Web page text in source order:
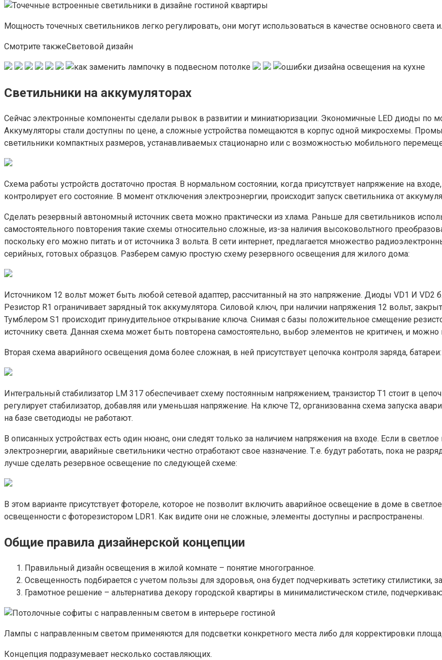
Мощность точечных светильников легко регулировать, они могут использоваться в качестве основного света
Смотрите такжеСветовой дизайн
Светильники на аккумуляторах
Сейчас электронные компоненты сделали рывок в развитии и миниатюризации. Экономичные LED диоды по
Аккумуляторы стали доступны по цене, а сложные устройства помещаются в корпус одной микросхемы.
светильники компактных размеров, устанавливаемых стационарно или с возможностью мобильного
Схема работы устройств достаточно простая. В нормальном состоянии, когда присутствует напряжение на
контролирует его состояние. В момент отключения электроэнергии, происходит запуск светильника от
Сделать резервный автономный источник света можно практически из хлама. Раньше для светильников
самостоятельного повторения такие схемы относительно сложные, из-за наличия высоковольтного
поскольку его можно питать и от источника 3 вольта. В сети интернет, предлагается множество
серийных, готовых образцов. Разберем самую простую схему резервного освещения для жилого дома:
Источником 12 вольт может быть любой сетевой адаптер, рассчитанный на это напряжение. Диоды VD1 И VD2
Резистор R1 ограничивает зарядный ток аккумулятора. Силовой ключ, при наличии напряжения 12 вольт,
Тумблером S1 происходит принудительное открывание ключа. Снимая с базы положительное смещение
источнику света. Данная схема может быть повторена самостоятельно, выбор элементов не критичен, и можно
Вторая схема аварийного освещения дома более сложная, в ней присутствует цепочка контроля заряда, батареи:
Интегральный стабилизатор LM 317 обеспечивает схему постоянным напряжением, транзистор Т1 стоит в
регулирует стабилизатор, добавляя или уменьшая напряжение. На ключе Т2, организованна схема запуска
на базе светодиоды не работают.
В описанных устройствах есть один нюанс, они следят только за наличием напряжения на входе. Если в
электроэнергии, аварийные светильники честно отработают свое назначение. Т.е. будут работать, пока не
лучше сделать резервное освещение по следующей схеме:
В этом варианте присутствует фотореле, которое не позволит включить аварийное освещение в доме в
освещенности с фоторезистором LDR1. Как видите они не сложные, элементы доступны и распространены.
Общие правила дизайнерской концепции
Правильный дизайн освещения в жилой комнате – понятие многогранное.
Освещенность подбирается с учетом пользы для здоровья, она будет подчеркивать эстетику
Грамотное решение – альтернатива декору городской квартиры в минималистическом стиле,
Лампы с направленным светом применяются для подсветки конкретного места либо для корректировки
Концепция подразумевает несколько составляющих.